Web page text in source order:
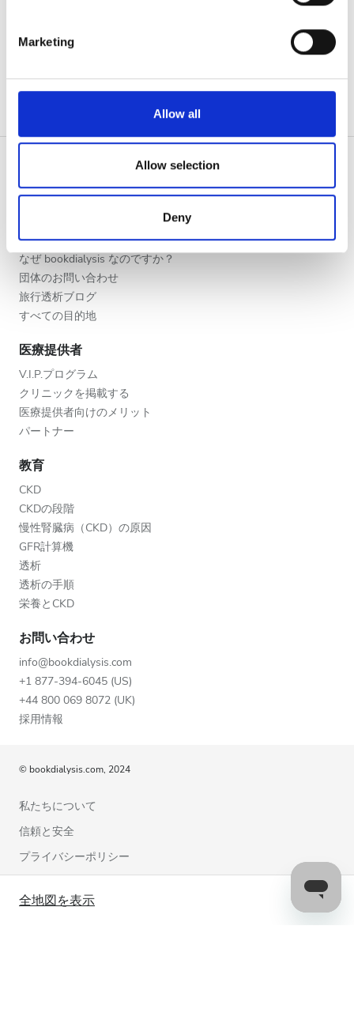
Identify your device by actively scanning it for
Find out more about how your personal data is processed
We use cookies to personalise content and ads, to
We also share information about your use of our site with
our social media, advertising and analytics partners who
may combine it with other information that you’ve
provided to them or that they’ve collected from your use
of their services. Read more about cookies in our
Privacy policy.
Marketing
Allow all
Allow selection
Deny
評価
良い
優秀
全地図を表示
使い方
なぜ bookdialysis なのですか？
団体のお問い合わせ
旅行透析ブログ
すべての目的地
医療提供者
V.I.P.プログラム
クリニックを掲載する
医療提供者向けのメリット
パートナー
教育
CKD
CKDの段階
慢性腎臓病（CKD）の原因
GFR計算機
透析
透析の手順
栄養とCKD
お問い合わせ
info@bookdialysis.com
+1 877-394-6045 (US)
+44 800 069 8072 (UK)
採用情報
© bookdialysis.com, 2024
私たちについて
信頼と安全
プライバシーポリシー
クッキーポリシー